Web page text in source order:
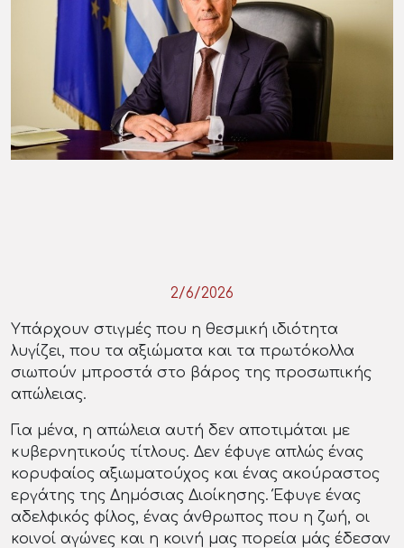
2/6/2026
Υπάρχουν στιγμές που η θεσμική ιδιότητα
λυγίζει, που τα αξιώματα και τα πρωτόκολλα
σιωπούν μπροστά στο βάρος της προσωπικής
απώλειας.
Για μένα, η απώλεια αυτή δεν αποτιμάται με
κυβερνητικούς τίτλους. Δεν έφυγε απλώς ένας
κορυφαίος αξιωματούχος και ένας ακούραστος
εργάτης της Δημόσιας Διοίκησης. Έφυγε ένας
αδελφικός φίλος, ένας άνθρωπος που η ζωή, οι
κοινοί αγώνες και η κοινή μας πορεία μάς έδεσαν